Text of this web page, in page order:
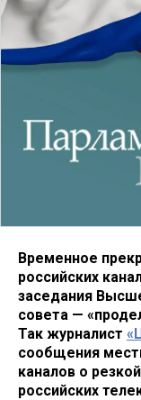
Временное
российских
заседания
совета —
Так журналист
сообщения
каналов о
российских